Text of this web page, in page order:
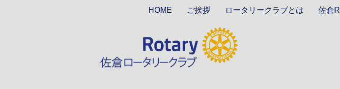
HOME ご挨拶 ロータリークラブとは 佐倉